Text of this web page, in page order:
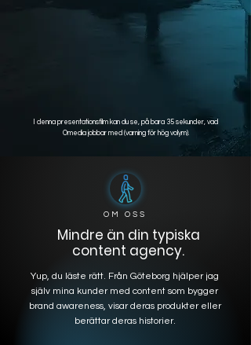
I denna presentationsfilm kan du se, på bara 35 sekunder, vad
Omedia jobbar med(varning för hög volym).
OM OSS
Mindre än din typiska
content agency.
Yup, du läste rätt. Från Göteborg hjälper jag
själv mina kunder med content som bygger
brand awareness, visar deras produkter eller
berättar deras historier.